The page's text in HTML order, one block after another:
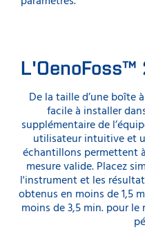
L'OenoFoss™
De la taille d’une boîte
facile à installer
supplémentaire de
utilisateur intuitive et
échantillons permettent
mesure valide. Placez
l'instrument et les
obtenus en moins de 1,5
moins de 3,5 min. pour